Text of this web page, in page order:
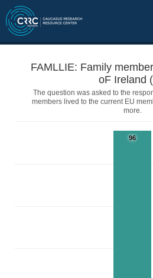
FAMLLIE: Family
The question was asked to the
members lived to the current EU
more.
96